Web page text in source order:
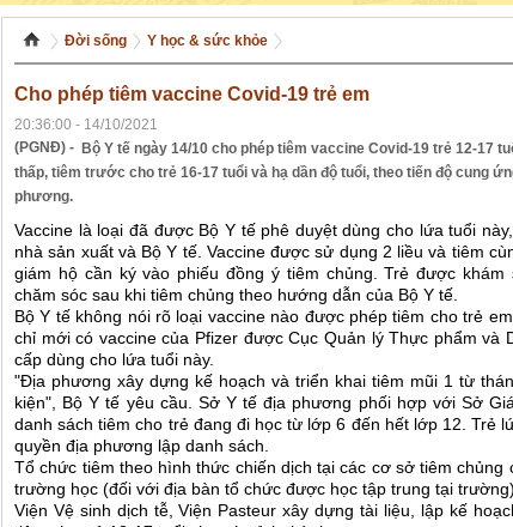
Đời sống Y học & sức khỏe
Cho phép tiêm vaccine Covid-19 trẻ em
20:36:00 - 14/10/2021
(PGNĐ) - Bộ Y tế ngày 14/10 cho phép tiêm vaccine Covid-19 trẻ 12-17
thấp, tiêm trước cho trẻ 16-17 tuổi và hạ dần độ tuổi, theo tiến độ cung
phương.
Vaccine là loại đã được Bộ Y tế phê duyệt dùng cho lứa tuổi
nhà sản xuất và Bộ Y tế. Vaccine được sử dụng 2 liều và tiêm
giám hộ cần ký vào phiếu đồng ý tiêm chủng. Trẻ được
chăm sóc sau khi tiêm chủng theo hướng dẫn của Bộ Y tế.
Bộ Y tế không nói rõ loại vaccine nào được phép tiêm cho trẻ
chỉ mới có vaccine của Pfizer được Cục Quản lý Thực phẩm và
cấp dùng cho lứa tuổi này.
"Địa phương xây dựng kế hoạch và triển khai tiêm mũi 1 từ
kiện", Bộ Y tế yêu cầu. Sở Y tế địa phương phối hợp với Sở
danh sách tiêm cho trẻ đang đi học từ lớp 6 đến hết lớp 12. Trẻ
quyền địa phương lập danh sách.
Tổ chức tiêm theo hình thức chiến dịch tại các cơ sở tiêm chủng
trường học (đối với địa bàn tổ chức được học tập trung tại
Viện Vệ sinh dịch tễ, Viện Pasteur xây dựng tài liệu, lập kế